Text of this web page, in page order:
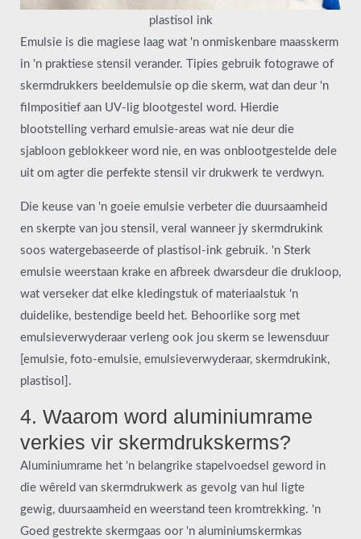
plastisol ink
Emulsie is die magiese laag wat 'n onmiskenbare maasskerm
in 'n praktiese stensil verander. Tipies gebruik fotograwe of
skermdrukkers beeldemulsie op die skerm, wat dan deur 'n
filmpositief aan UV-lig blootgestel word. Hierdie
blootstelling verhard emulsie-areas wat nie deur die
sjabloon geblokkeer word nie, en was onblootgestelde dele
uit om agter die perfekte stensil vir drukwerk te verdwyn.
Die keuse van 'n goeie emulsie verbeter die duursaamheid
en skerpte van jou stensil, veral wanneer jy skermdrukink
soos watergebaseerde of plastisol-ink gebruik. 'n Sterk
emulsie weerstaan krake en afbreek dwarsdeur die drukloop,
wat verseker dat elke kledingstuk of materiaalstuk 'n
duidelike, bestendige beeld het. Behoorlike sorg met
emulsieverwyderaar verleng ook jou skerm se lewensduur
[emulsie, foto-emulsie, emulsieverwyderaar, skermdrukink,
plastisol].
4. Waarom word aluminiumrame
verkies vir skermdrukskerms?
Aluminiumrame het 'n belangrike stapelvoedsel geword in
die wêreld van skermdrukwerk as gevolg van hul ligte
gewig, duursaamheid en weerstand teen kromtrekking. 'n
Goed gestrekte skermgaas oor 'n aluminiumskermkas